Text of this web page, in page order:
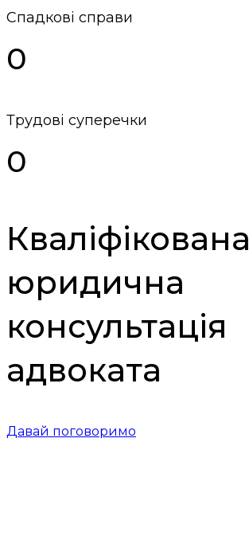
Спадкові справи
0
Трудові суперечки
0
Кваліфікована
юридична
консультація
адвоката
Давай поговоримо